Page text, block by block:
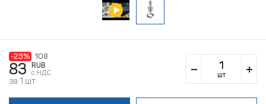
-23% 108
83
RUB
c НДС
за 1 шт.
шт